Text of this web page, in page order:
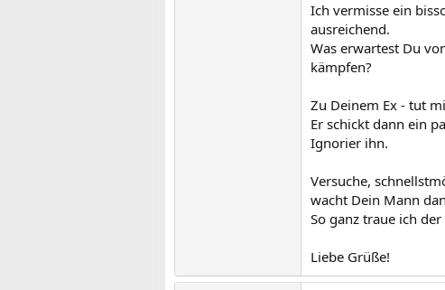
Ich vermisse ein
ausreichend.
Was erwartest Du
kämpfen?
Zu Deinem Ex - tut
Er schickt dann ein
Ignorier ihn.
Versuche,
wacht Dein Mann
So ganz traue ich
Liebe Grüße!